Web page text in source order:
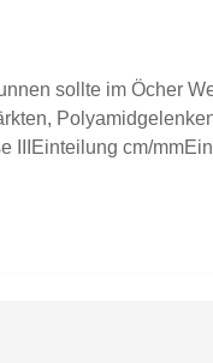
sollte im Öcher
cm/